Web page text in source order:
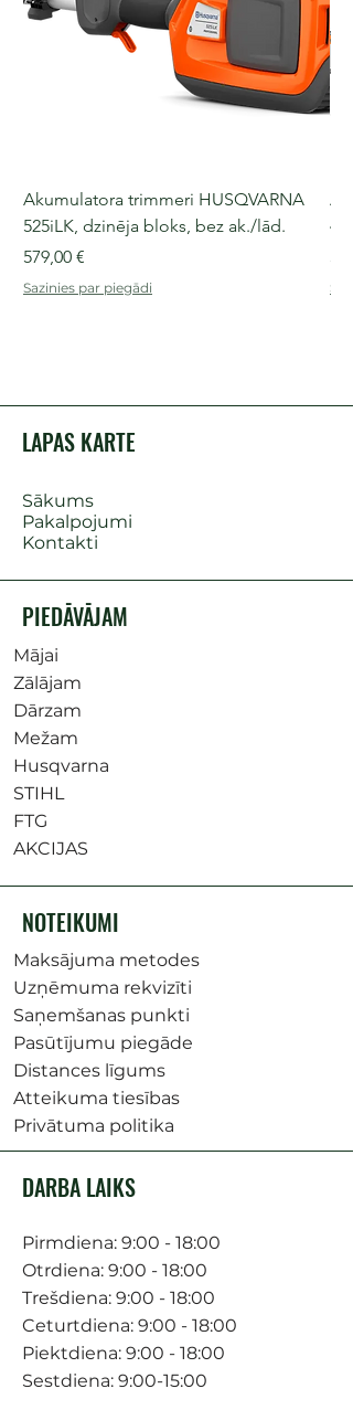
Akumulatora trimmeri HUSQVARNA
525iLK, dzinēja bloks, bez ak./lād.
Cena
579,00 €
Sazinies par piegādi
LAPAS KARTE
Sākums
Pakalpojumi
Kontakti
PIEDĀVĀJAM
Mājai
Zālājam
Dārzam
Mežam
Husqvarna
STIHL
FTG
AKCIJAS
NOTEIKUMI
Maksājuma metodes
Uzņēmuma rekvizīti
Saņemšanas punkti
Pasūtījumu piegāde
Distances līgums
Atteikuma tiesības
Privātuma politika
DARBA LAIKS
Pirmdiena: 9:00 - 18:00
Otrdiena: 9:00 - 18:00
Trešdiena: 9:00 - 18:00
Ceturtdiena: 9:00 - 18:00
Piektdiena: 9:00 - 18:00
Sestdiena: 9:00-15:00